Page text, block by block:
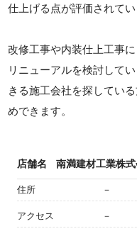
仕上げる点が評価されてい
改修工事や内装仕上工事
リニューアルを検討して
きる施工会社を探してい
めできます。
店舗名 南満建材工業株
住所 －
アクセス －